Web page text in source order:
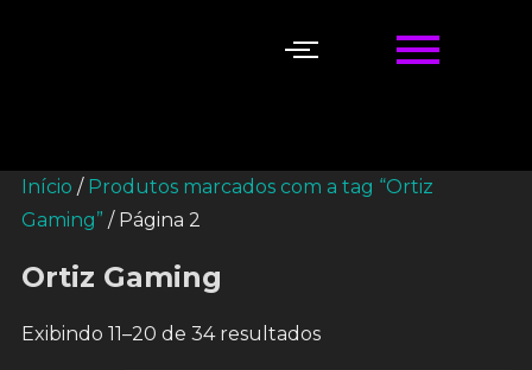
Início / Produtos marcados com a tag “Ortiz
Gaming” / Página 2
Ortiz Gaming
Exibindo 11–20 de 34 resultados